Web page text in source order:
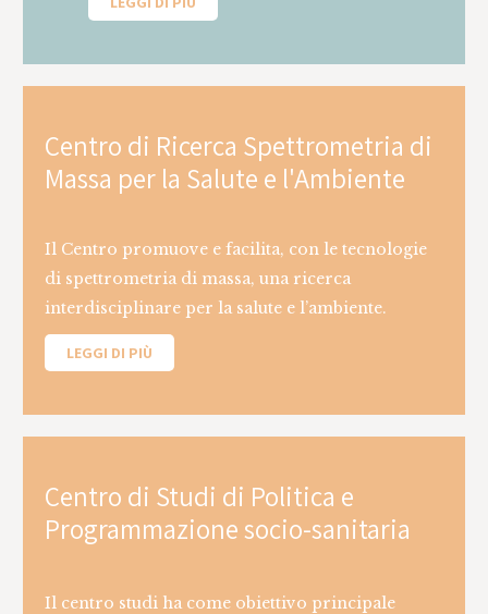
Centro di Ricerca Spettrometria di
Massa per la Salute e l'Ambiente
Il Centro promuove e facilita, con le tecnologie
di spettrometria di massa, una ricerca
interdisciplinare per la salute e l’ambiente.
LEGGI DI PIÙ
Centro di Studi di Politica e
Programmazione socio-sanitaria
Il centro studi ha come obiettivo principale